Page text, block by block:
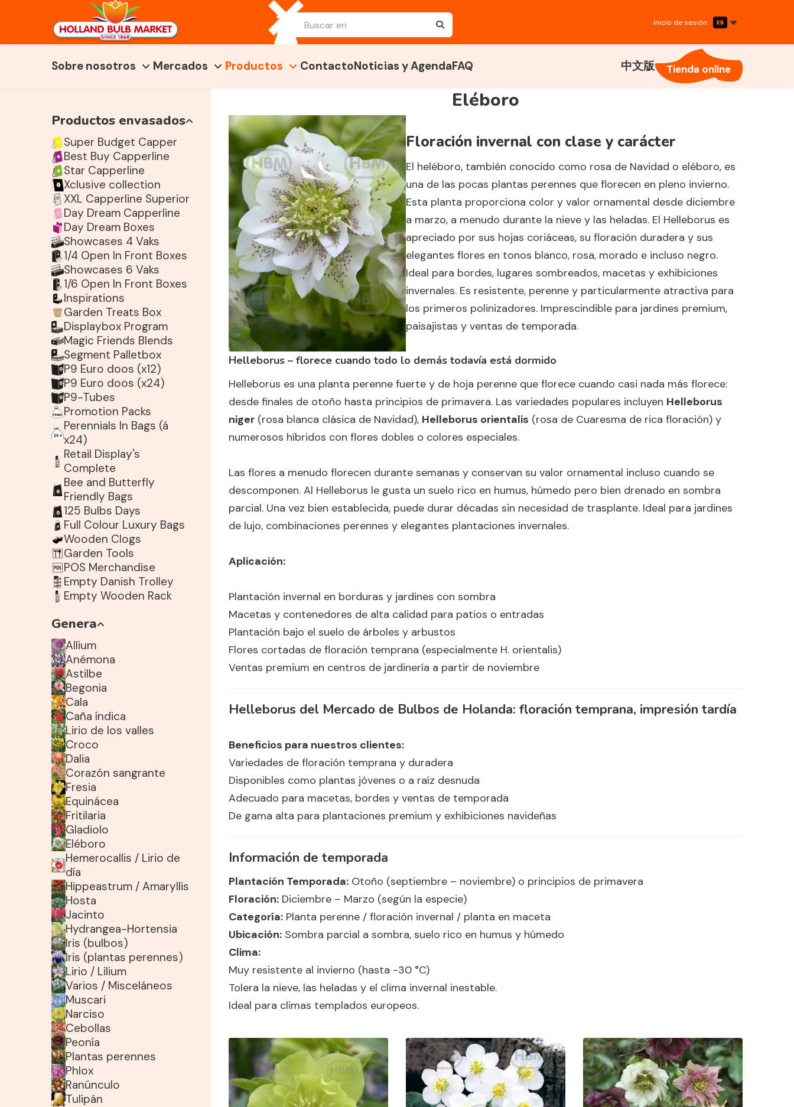
Inicio de sesión
Sobre nosotros Mercados Productos ContactoNoticias y AgendaFAQ 中文版 Tienda online
Productos envasados
Super Budget Capper
Best Buy Capperline
Star Capperline
Xclusive collection
XXL Capperline Superior
Day Dream Capperline
Day Dream Boxes
Showcases 4 Vaks
1/4 Open In Front Boxes
Showcases 6 Vaks
1/6 Open In Front Boxes
Inspirations
Garden Treats Box
Displaybox Program
Magic Friends Blends
Segment Palletbox
P9 Euro doos (x12)
P9 Euro doos (x24)
P9-Tubes
Promotion Packs
Perennials In Bags (á
x24)
Retail Display's
Complete
Bee and Butterfly
Friendly Bags
125 Bulbs Days
Full Colour Luxury Bags
Wooden Clogs
Garden Tools
POS Merchandise
Empty Danish Trolley
Empty Wooden Rack
Genera
Allium
Anémona
Astilbe
Begonia
Cala
Caña índica
Lirio de los valles
Croco
Dalia
Corazón sangrante
Fresia
Equinácea
Fritilaria
Gladiolo
Eléboro
Hemerocallis / Lirio de
día
Hippeastrum / Amaryllis
Hosta
Jacinto
Hydrangea-Hortensia
Iris (bulbos)
Iris (plantas perennes)
Lirio / Lilium
Varios / Misceláneos
Muscari
Narciso
Cebollas
Peonía
Plantas perennes
Phlox
Ranúnculo
Tulipán
Eléboro
Floración invernal con clase y carácter
El heléboro, también conocido como rosa de Navidad o eléboro, es
una de las pocas plantas perennes que florecen en pleno invierno.
Esta planta proporciona color y valor ornamental desde diciembre
a marzo, a menudo durante la nieve y las heladas. El Helleborus es
apreciado por sus hojas coriáceas, su floración duradera y sus
elegantes flores en tonos blanco, rosa, morado e incluso negro.
Ideal para bordes, lugares sombreados, macetas y exhibiciones
invernales. Es resistente, perenne y particularmente atractiva para
los primeros polinizadores. Imprescindible para jardines premium,
paisajistas y ventas de temporada.
Helleborus – florece cuando todo lo demás todavía está dormido
Helleborus es una planta perenne fuerte y de hoja perenne que florece cuando casi nada más florece:
desde finales de otoño hasta principios de primavera. Las variedades populares incluyen Helleborus
niger (rosa blanca clásica de Navidad), Helleborus orientalis (rosa de Cuaresma de rica floración) y
numerosos híbridos con flores dobles o colores especiales.
Las flores a menudo florecen durante semanas y conservan su valor ornamental incluso cuando se
descomponen. Al Helleborus le gusta un suelo rico en humus, húmedo pero bien drenado en sombra
parcial. Una vez bien establecida, puede durar décadas sin necesidad de trasplante. Ideal para jardines
de lujo, combinaciones perennes y elegantes plantaciones invernales.
Aplicación:
Plantación invernal en borduras y jardines con sombra
Macetas y contenedores de alta calidad para patios o entradas
Plantación bajo el suelo de árboles y arbustos
Flores cortadas de floración temprana (especialmente H. orientalis)
Ventas premium en centros de jardinería a partir de noviembre
Helleborus del Mercado de Bulbos de Holanda: floración temprana, impresión tardía
Beneficios para nuestros clientes:
Variedades de floración temprana y duradera
Disponibles como plantas jóvenes o a raíz desnuda
Adecuado para macetas, bordes y ventas de temporada
De gama alta para plantaciones premium y exhibiciones navideñas
Información de temporada
Plantación Temporada: Otoño (septiembre – noviembre) o principios de primavera
Floración: Diciembre – Marzo (según la especie)
Categoría: Planta perenne / floración invernal / planta en maceta
Ubicación: Sombra parcial a sombra, suelo rico en humus y húmedo
Clima:
Muy resistente al invierno (hasta -30 °C)
Tolera la nieve, las heladas y el clima invernal inestable.
Ideal para climas templados europeos.